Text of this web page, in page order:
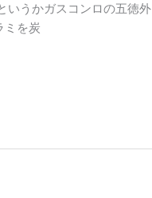
いうかガスコンロの五徳
ミを炭